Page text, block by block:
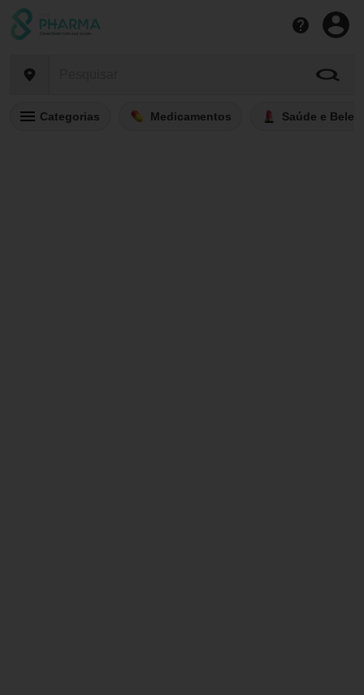
Categorias Medicamentos Saúde e